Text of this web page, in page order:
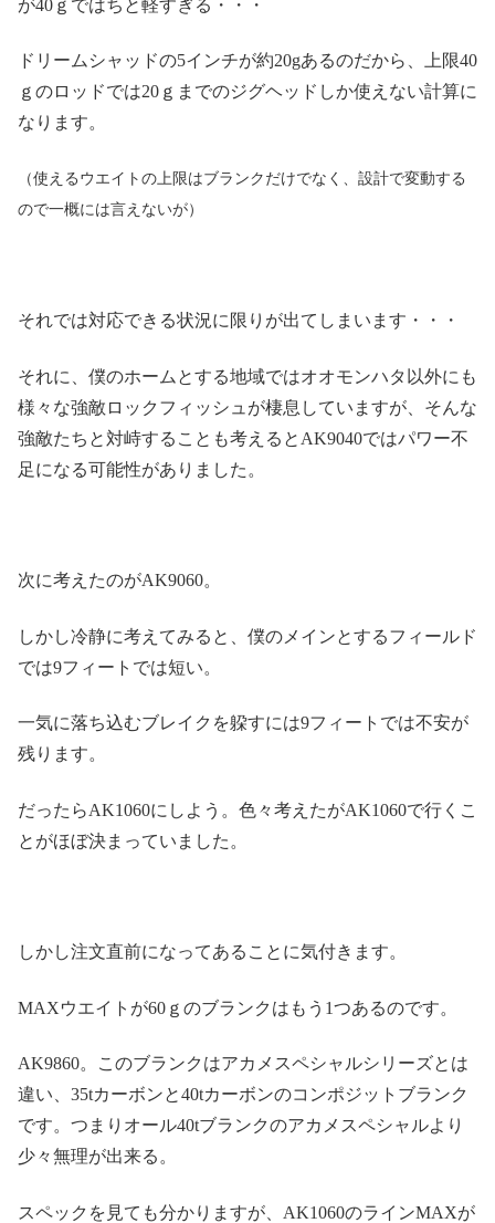
が40ｇではちと軽すぎる・・・
ドリームシャッドの5インチが約20gあるのだから、上限40
ｇのロッドでは20ｇまでのジグヘッドしか使えない計算に
なります。
（使えるウエイトの上限はブランクだけでなく、設計で変動する
ので一概には言えないが）
それでは対応できる状況に限りが出てしまいます・・・
それに、僕のホームとする地域ではオオモンハタ以外にも
様々な強敵ロックフィッシュが棲息していますが、そんな
強敵たちと対峙することも考えるとAK9040ではパワー不
足になる可能性がありました。
次に考えたのがAK9060。
しかし冷静に考えてみると、僕のメインとするフィールド
では9フィートでは短い。
一気に落ち込むブレイクを躱すには9フィートでは不安が
残ります。
だったらAK1060にしよう。色々考えたがAK1060で行くこ
とがほぼ決まっていました。
しかし注文直前になってあることに気付きます。
MAXウエイトが60ｇのブランクはもう1つあるのです。
AK9860。このブランクはアカメスペシャルシリーズとは
違い、35tカーボンと40tカーボンのコンポジットブランク
です。つまりオール40tブランクのアカメスペシャルより
少々無理が出来る。
スペックを見ても分かりますが、AK1060のラインMAXが